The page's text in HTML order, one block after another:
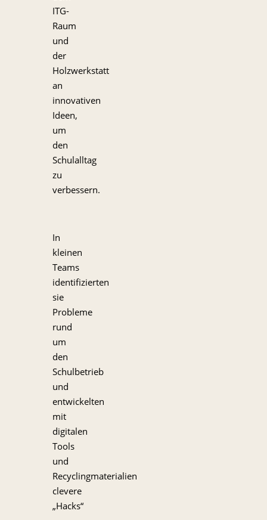
ITG-
Raum
und
der
Holzwerkstatt
an
innovativen
Ideen,
um
den
Schulalltag
zu
verbessern.
In
kleinen
Teams
identifizierten
sie
Probleme
rund
um
den
Schulbetrieb
und
entwickelten
mit
digitalen
Tools
und
Recyclingmaterialien
clevere
„Hacks“